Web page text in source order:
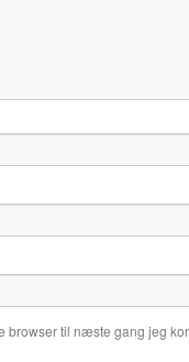
browser til næste gang jeg